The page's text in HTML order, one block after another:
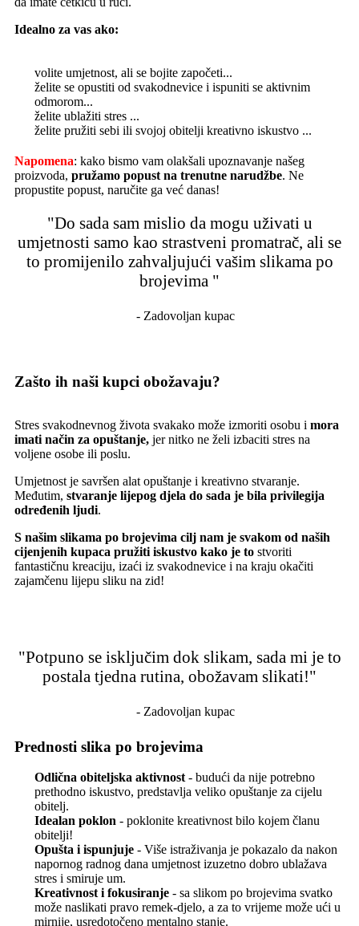
Idealno za vas ako:
volite umjetnost, ali se bojite započeti...
želite se opustiti od svakodnevice i ispuniti se aktivnim
odmorom...
želite ublažiti stres ...
želite pružiti sebi ili svojoj obitelji kreativno iskustvo ...
Napomena: kako bismo vam olakšali upoznavanje našeg
proizvoda, pružamo popust na trenutne narudžbe. Ne
propustite popust, naručite ga već danas!
"Do sada sam mislio da mogu uživati u
umjetnosti samo kao strastveni promatrač, ali se
to promijenilo zahvaljujući vašim slikama po
brojevima "
- Zadovoljan kupac
Zašto ih naši kupci obožavaju?
Stres svakodnevnog života svakako može izmoriti osobu i mora
imati način za opuštanje, jer nitko ne želi izbaciti stres na
voljene osobe ili poslu.
Umjetnost je savršen alat opuštanje i kreativno stvaranje.
Međutim, stvaranje lijepog djela do sada je bila privilegija
određenih ljudi.
S našim slikama po brojevima cilj nam je svakom od naših
cijenjenih kupaca pružiti iskustvo kako je to stvoriti
fantastičnu kreaciju, izaći iz svakodnevice i na kraju okačiti
zajamčenu lijepu sliku na zid!
"Potpuno se isključim dok slikam, sada mi je to
postala tjedna rutina, obožavam slikati!"
- Zadovoljan kupac
Prednosti slika po brojevima
Odlična obiteljska aktivnost - budući da nije potrebno
prethodno iskustvo, predstavlja veliko opuštanje za cijelu
obitelj.
Idealan poklon - poklonite kreativnost bilo kojem članu
obitelji!
Opušta i ispunjuje - Više istraživanja je pokazalo da nakon
napornog radnog dana umjetnost izuzetno dobro ublažava
stres i smiruje um.
Kreativnost i fokusiranje - sa slikom po brojevima svatko
može naslikati pravo remek-djelo, a za to vrijeme može ući u
mirnije, usredotočeno mentalno stanje.